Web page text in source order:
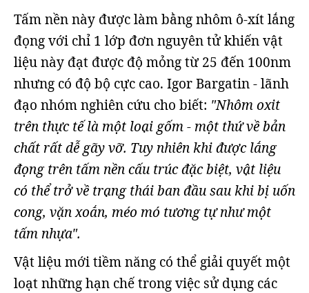
Tấm nền này được làm bằng nhôm ô-xít lắng
đọng với chỉ 1 lớp đơn nguyên tử khiến vật
liệu này đạt được độ mỏng từ 25 đến 100nm
nhưng có độ bộ cực cao. Igor Bargatin - lãnh
đạo nhóm nghiên cứu cho biết: "Nhôm oxit
trên thực tế là một loại gốm - một thứ về bản
chất rất dễ gãy vỡ. Tuy nhiên khi được lắng
đọng trên tấm nền cấu trúc đặc biệt, vật liệu
có thể trở về trạng thái ban đầu sau khi bị uốn
cong, vặn xoắn, méo mó tương tự như một
tấm nhựa".
Vật liệu mới tiềm năng có thể giải quyết một
loạt những hạn chế trong việc sử dụng các